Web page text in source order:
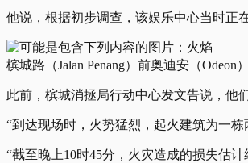
他说，根据初步调查，该娱乐中心当时正
槟城路（Jalan Penang）前奥迪安（
此前，槟城消拯局行动中心发文告说，他
“到达现场时，火势猛烈，起火建筑为一
“截至晚上10时45分，火灾造成的损失估